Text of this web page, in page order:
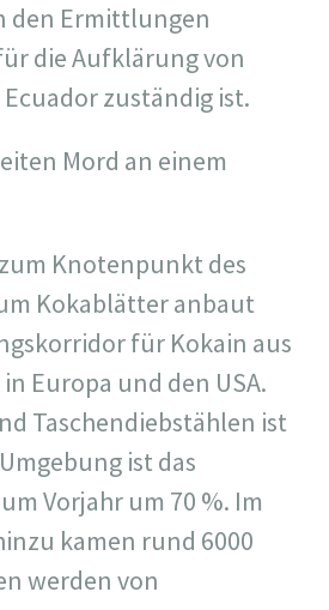
den Ermittlungen
die Aufklärung von
zuständig ist.
Mord an einem
Knotenpunkt des
Kokablätter anbaut
für Kokain aus
Europa und den USA.
Taschendiebstählen ist
ist das
Vorjahr um 70 %. Im
kamen rund 6000
werden von